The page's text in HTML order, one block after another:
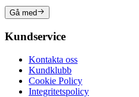
Gå med
Kundservice
Kontakta oss
Kundklubb
Cookie Policy
Integritetspolicy